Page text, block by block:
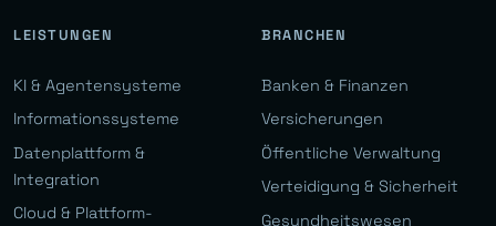
LEISTUNGEN
KI & Agentensysteme
Informationssysteme
Datenplattform &
Integration
Cloud & Plattform-
BRANCHEN
Banken & Finanzen
Versicherungen
Öffentliche Verwaltung
Verteidigung & Sicherheit
Gesundheitswesen